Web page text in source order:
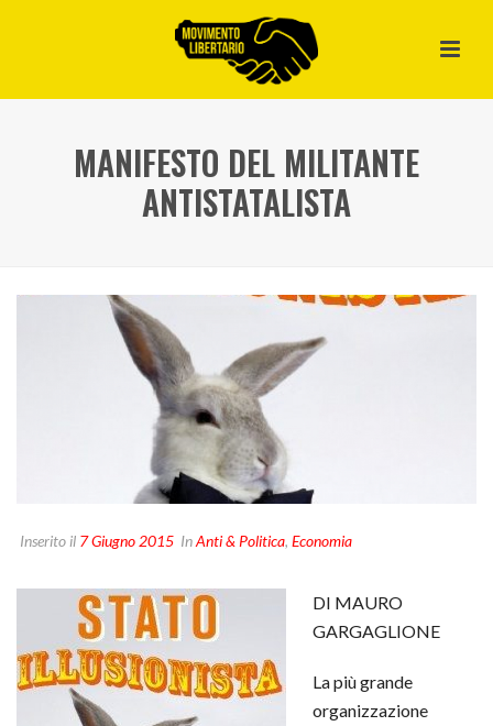
MANIFESTO DEL MILITANTE
ANTISTATALISTA
Inserito il 7 Giugno 2015 InAnti & Politica, Economia
DI MAURO
GARGAGLIONE
La più grande
organizzazione